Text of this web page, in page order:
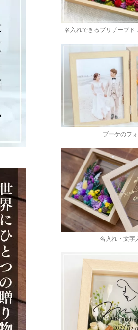
名入れできるプリザーブド
ブーケのフ
名入れ・文字